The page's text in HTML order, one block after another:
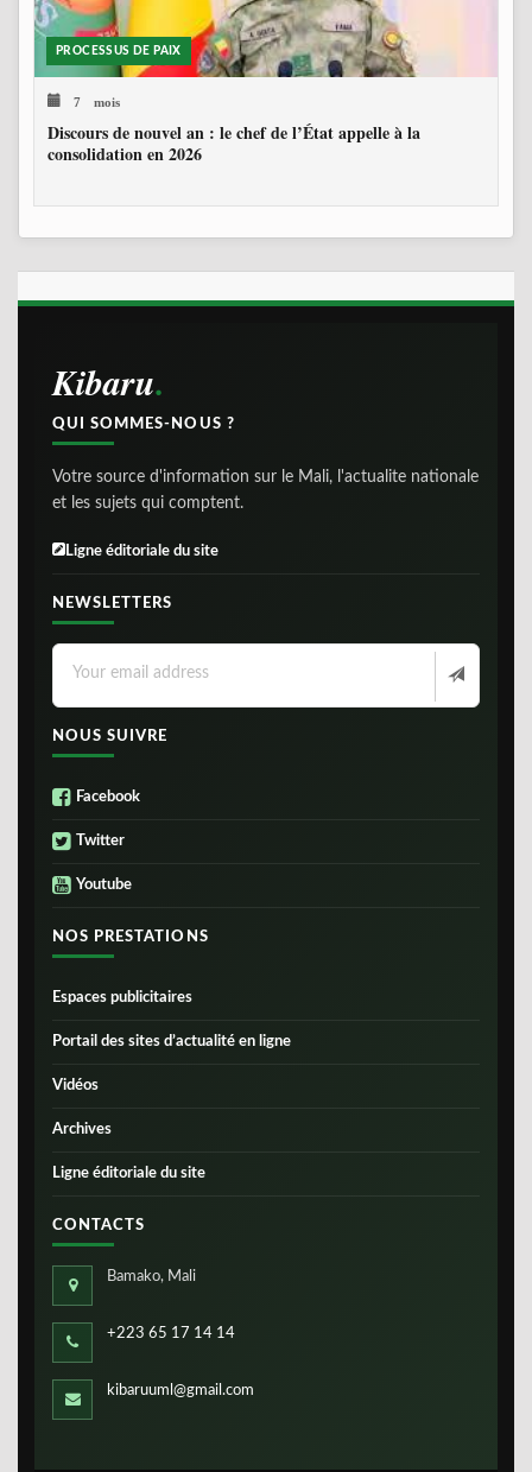
PROCESSUS DE PAIX
7 mois
Discours de nouvel an : le chef de l’État appelle à la
consolidation en 2026
Kibaru
QUI SOMMES-NOUS ?
Votre source d'information sur le Mali, l'actualite nationale
et les sujets qui comptent.
Ligne éditoriale du site
NEWSLETTERS
NOUS SUIVRE
Facebook
Twitter
Youtube
NOS PRESTATIONS
Espaces publicitaires
Portail des sites d’actualité en ligne
Vidéos
Archives
Ligne éditoriale du site
CONTACTS
Bamako, Mali
+223 65 17 14 14
kibaruuml@gmail.com